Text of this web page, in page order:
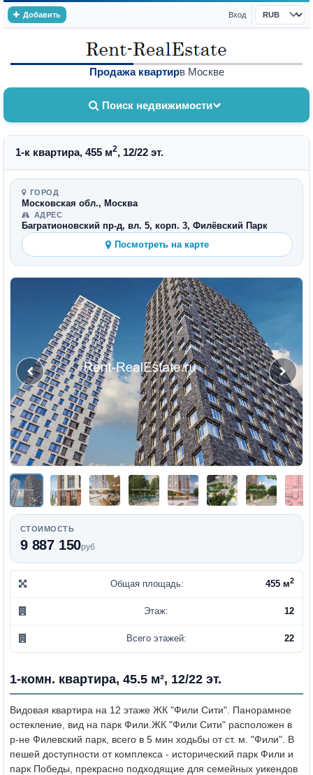
Добавить Вход
Валюта
Продажа квартирв Москве
Поиск недвижимости
1-к квартира, 455 м2, 12/22 эт.
ГОРОД
Московская обл., Москва
АДРЕС
Багратионовский пр-д, вл. 5, корп. 3, Филёвский Парк
Посмотреть на карте
СТОИМОСТЬ
9 887 150руб
Общая площадь: 455 м2
Этаж: 12
Всего этажей: 22
1-комн. квартира, 45.5 м², 12/22 эт.
Видовая квартира на 12 этаже ЖК "Фили Сити". Панорамное
остекление, вид на парк Фили. ЖК "Фили Сити" расположен в
р-не Филевский парк, всего в 5 мин ходьбы от ст. м. "Фили". В
пешей доступности от комплекса - исторический парк Фили и
парк Победы, прекрасно подходящие для семейных уикендов